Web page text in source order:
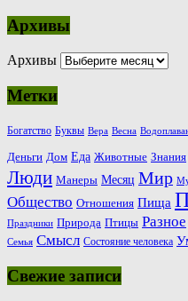
Архивы
Архивы
Метки
Богатство Буквы Вера Весна
Деньги Дом Еда Животные Знания
Люди Манеры Месяц Мир
Общество Отношения Пища
Праздники Природа Птицы Разное
Семья Смысл Состояние человека
Свежие записи